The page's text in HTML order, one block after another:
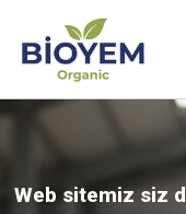
atla
Web sitemiz siz